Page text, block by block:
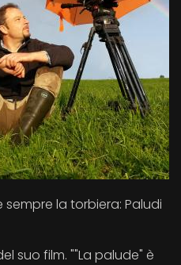
la torbiera: Paludi
suo film. ""La palude" è